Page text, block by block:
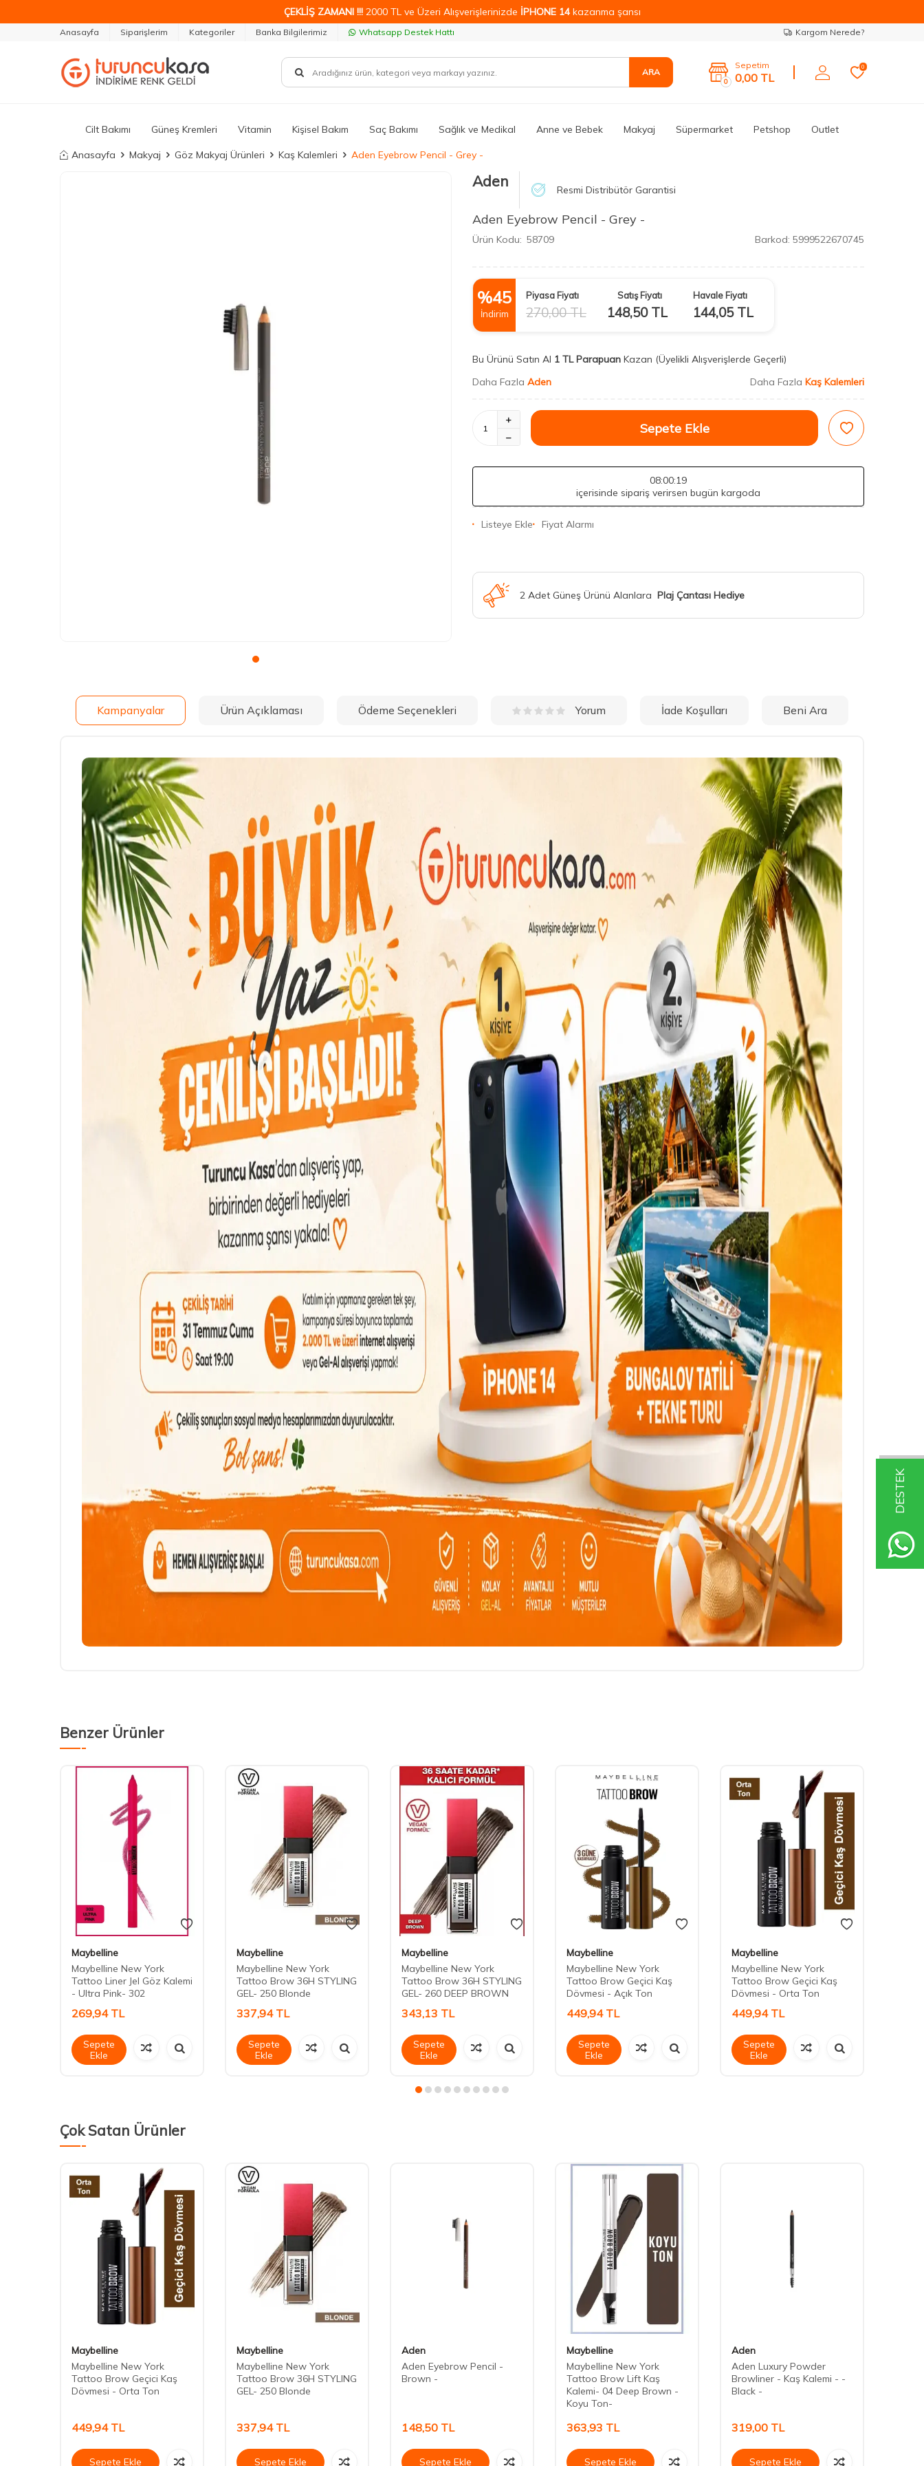
DESTEK
ÇEKLİŞ ZAMANI !!!2000 TL ve Üzeri Alışverişlerinizde İPHONE 14kazanma şansı
Anasayfa Siparişlerim Kategoriler Banka Bilgilerimiz Whatsapp Destek Hattı Kargom Nerede?
ARA
0
Sepetim
0,00 TL
0
Cilt Bakımı Güneş Kremleri Vitamin Kişisel Bakım Saç Bakımı Sağlık ve Medikal Anne ve Bebek Makyaj Süpermarket Petshop Outlet
Anasayfa Makyaj Göz Makyaj Ürünleri Kaş Kalemleri Aden Eyebrow Pencil - Grey -
Aden Resmi Distribütör Garantisi
Aden Eyebrow Pencil - Grey -
Ürün Kodu: 58709 Barkod: 5999522670745
%45
İndirim
Piyasa Fiyatı
270,00TL
Satış Fiyatı
148,50TL
Havale Fiyatı
144,05TL
Bu Ürünü Satın Al 1 TL Parapuan Kazan (Üyelikli Alışverişlerde Geçerli)
Daha Fazla Aden Daha Fazla Kaş Kalemleri
Sepete Ekle
08:00:17
içerisinde sipariş verirsen bugün kargoda
Listeye Ekle Fiyat Alarmı
2 Adet Güneş Ürünü Alanlara Plaj Çantası Hediye
Kampanyalar Ürün Açıklaması Ödeme Seçenekleri Yorum İade Koşulları Beni Ara
Benzer Ürünler
Maybelline
Maybelline New York
Tattoo Liner Jel Göz Kalemi
- Ultra Pink- 302
269,94TL
Sepete
Ekle
Maybelline
Maybelline New York
Tattoo Brow 36H STYLING
GEL- 250 Blonde
337,94TL
Sepete
Ekle
Maybelline
Maybelline New York
Tattoo Brow 36H STYLING
GEL- 260 DEEP BROWN
343,13 TL
Sepete
Ekle
Maybelline
Maybelline New York
Tattoo Brow Geçici Kaş
Dövmesi - Açık Ton
449,94TL
Sepete
Ekle
Maybelline
Maybelline New York
Tattoo Brow Geçici Kaş
Dövmesi - Orta Ton
449,94TL
Sepete
Ekle
Çok Satan Ürünler
Maybelline
Maybelline New York
Tattoo Brow Geçici Kaş
Dövmesi - Orta Ton
449,94TL
Sepete Ekle
Maybelline
Maybelline New York
Tattoo Brow 36H STYLING
GEL- 250 Blonde
337,94TL
Sepete Ekle
Aden
Aden Eyebrow Pencil -
Brown -
148,50 TL
Sepete Ekle
Maybelline
Maybelline New York
Tattoo Brow Lift Kaş
Kalemi- 04 Deep Brown -
Koyu Ton-
363,93 TL
Sepete Ekle
Aden
Aden Luxury Powder
Browliner - Kaş Kalemi - -
Black -
319,00 TL
Sepete Ekle